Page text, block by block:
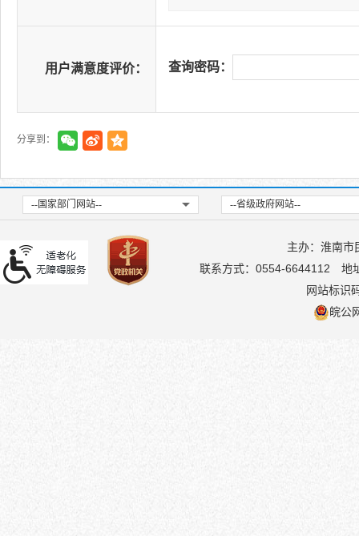
用户满意度评价： 查询密码：
分享到：
--国家部门网站-- --省级政府网站--
主办：淮南市
联系方式：0554-6644112
地
网站标识
皖公